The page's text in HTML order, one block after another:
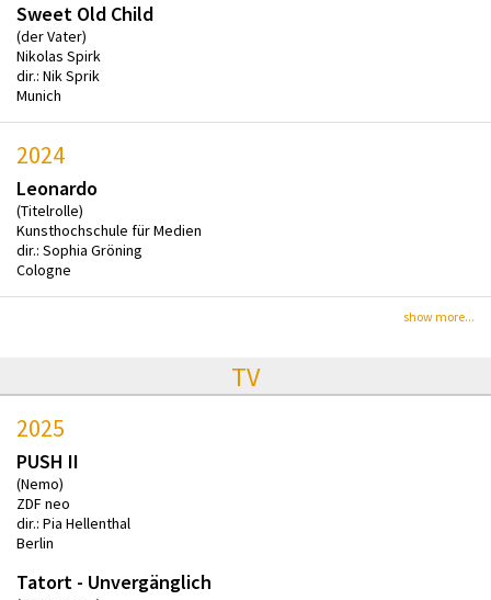
Sweet Old Child
(der Vater)
Nikolas Spirk
dir.: Nik Sprik
Munich
2024
Leonardo
(Titelrolle)
Kunsthochschule für Medien
dir.: Sophia Gröning
Cologne
show more...
TV
2025
PUSH II
(Nemo)
ZDF neo
dir.: Pia Hellenthal
Berlin
Tatort - Unvergänglich